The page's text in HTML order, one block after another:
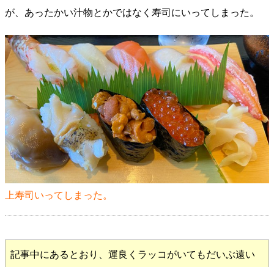
が、あったかい汁物とかではなく寿司にいってしまった。
上寿司いってしまった。
記事中にあるとおり、運良くラッコがいてもだいぶ遠い